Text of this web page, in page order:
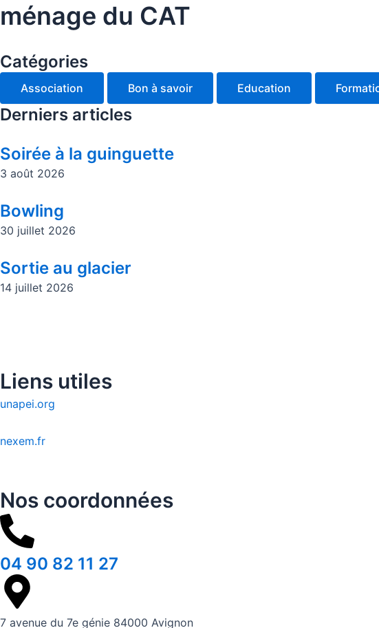
ménage du CAT
Catégories
Association Bon à savoir Education
Derniers articles
Soirée à la guinguette
3 août 2026
Bowling
30 juillet 2026
Sortie au glacier
14 juillet 2026
Liens utiles
unapei.org
nexem.fr
Nos coordonnées
04 90 82 11 27
7 avenue du 7e génie 84000 Avignon